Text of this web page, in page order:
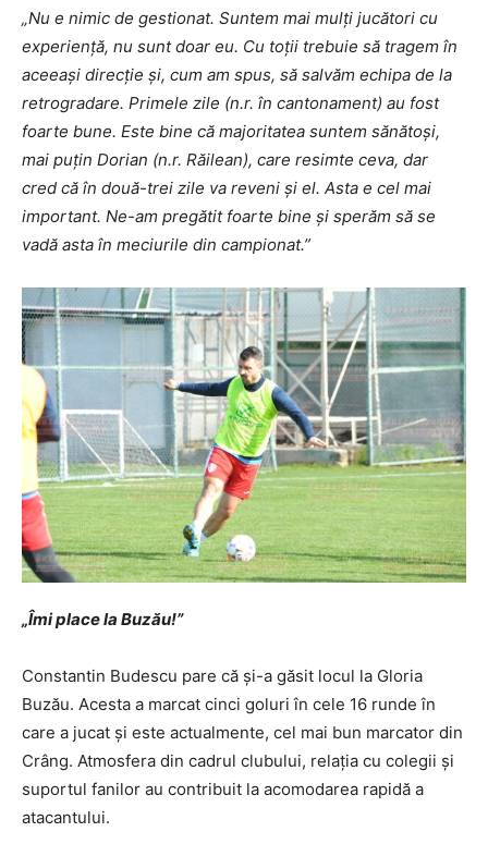
„Nu e nimic de gestionat. Suntem mai mulți jucători cu
experiență, nu sunt doar eu. Cu toții trebuie să tragem în
aceeași direcție și, cum am spus, să salvăm echipa de la
retrogradare. Primele zile (n.r. în cantonament) au fost
foarte bune. Este bine că majoritatea suntem sănătoși,
mai puțin Dorian (n.r. Răilean), care resimte ceva, dar
cred că în două-trei zile va reveni și el. Asta e cel mai
important. Ne-am pregătit foarte bine și sperăm să se
vadă asta în meciurile din campionat.”
„Îmi place la Buzău!”
Constantin Budescu pare că și-a găsit locul la Gloria
Buzău. Acesta a marcat cinci goluri în cele 16 runde în
care a jucat și este actualmente, cel mai bun marcator din
Crâng. Atmosfera din cadrul clubului, relația cu colegii și
suportul fanilor au contribuit la acomodarea rapidă a
atacantului.